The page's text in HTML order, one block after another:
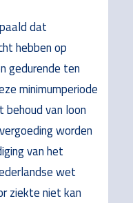
dat
hebben op
gedurende ten
minimumperiode
behoud van loon
worden
van het
wet
ziekte niet kan